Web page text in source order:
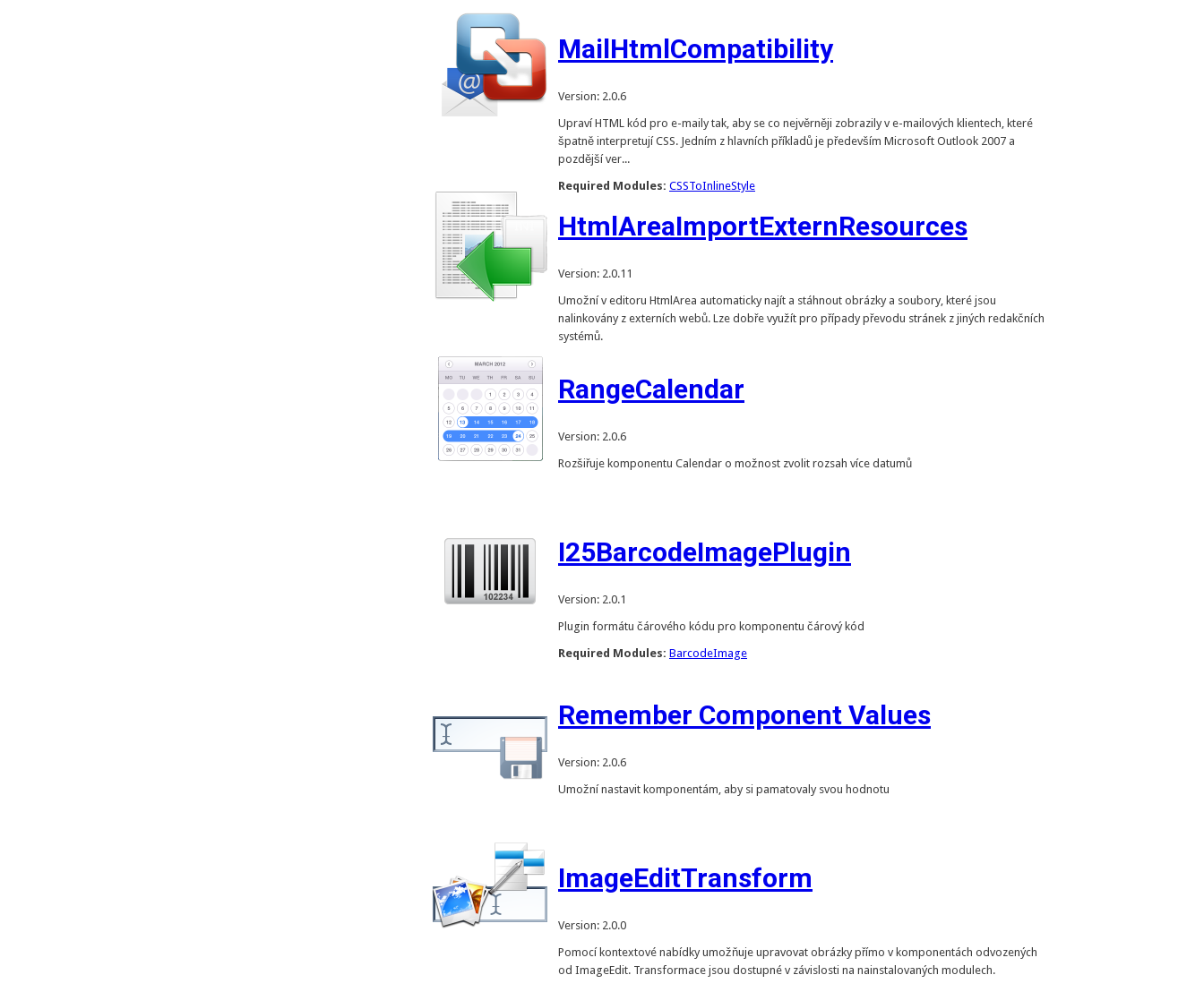
MailHtmlCompatibility
Version: 2.0.6
Upraví HTML kód pro e-maily tak, aby se co nejvěrněji zobrazily v e-mailových klientech, které
špatně interpretují CSS. Jedním z hlavních příkladů je především Microsoft Outlook 2007 a
pozdější ver...
Required Modules: CSSToInlineStyle
HtmlAreaImportExternResources
Version: 2.0.11
Umožní v editoru HtmlArea automaticky najít a stáhnout obrázky a soubory, které jsou
nalinkovány z externích webů. Lze dobře využít pro případy převodu stránek z jiných redakčních
systémů.
RangeCalendar
Version: 2.0.6
Rozšiřuje komponentu Calendar o možnost zvolit rozsah více datumů
I25BarcodeImagePlugin
Version: 2.0.1
Plugin formátu čárového kódu pro komponentu čárový kód
Required Modules: BarcodeImage
Remember Component Values
Version: 2.0.6
Umožní nastavit komponentám, aby si pamatovaly svou hodnotu
ImageEditTransform
Version: 2.0.0
Pomocí kontextové nabídky umožňuje upravovat obrázky přímo v komponentách odvozených
od ImageEdit. Transformace jsou dostupné v závislosti na nainstalovaných modulech.